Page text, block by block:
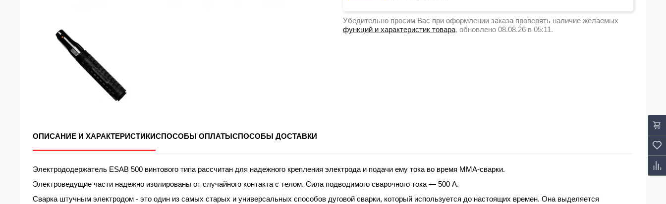
Убедительно просим Вас при оформлении заказа проверять наличие желаемых
функций и характеристик товара, обновлено 08.08.26 в 05:11.
ОПИСАНИЕ И ХАРАКТЕРИСТИКИСПОСОБЫ ОПЛАТЫСПОСОБЫ ДОСТАВКИ
Электрододержатель ESAB 500 винтового типа рассчитан для надежного крепления электрода и подачи ему тока во время MMA-сварки.
Электроведущие части надежно изолированы от случайного контакта с телом. Сила подводимого сварочного тока — 500 А.
Сварка штучным электродом - это один из самых старых и универсальных способов дуговой сварки, который используется до настоящих времен. Она выделяется